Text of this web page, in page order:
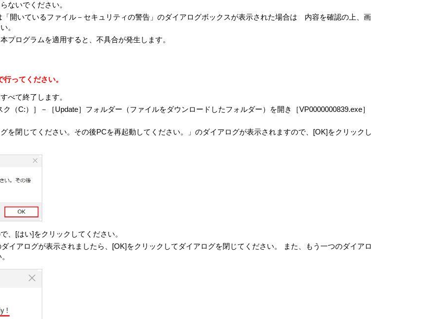
に基づいてライセンスされているソフトウェアを含むがこれに限らない。）（以下「オープンソースソフトウ
。
のソースコードは、
オープンソースソフトウェアについて指定されているライセンス条件が適用されます。
エンジニアリング、逆アセンブル、逆コンパイル等のソースコード解析作業を行ってはならないものとしま
て、本製品における使用を条件に許諾されています。お客さまは、別途VAIOが付属ドキュメント等で定める場
構成部分を許諾ソフトウェアから分離して使用しないものとします。
または第三者の著作権等の権利を侵害する行為を行ってはならないものとします。
商標または表示を取り除くこと、変更すること、または覆い隠すことはできません。
ェアが自動的に許諾ソフトウェアで用いるためのデータファイルを作成する場合があります。この場合、当該
れるものとします。
貸与またはリースその他の方法で第三者に使用させてはならないものとします。
ることはできず、許諾ソフトウェアの一切（すべての構成部分、媒体、マニュアルなどの関連書類、電子文
ます）を譲渡し、かつ譲受人が本契約の条項に同意することを条件とします。
、VAIOまたはVAIOが本契約に基づきお客さまに対して使用許諾を行うための権利をVAIOが認めた原権利者（以
さまは許諾ソフトウェアに関して本契約に基づき許諾された使用権以外の権利を有しないものとします。
る情報の収集）
一部が、本製品、本製品上の許諾ソフトウェア、対象外ソフトウェアおよびお客さまによるそれらの使用に関
いいます）を、収集し、VAIOに送信することがあります。VAIOは当該本情報を本条の規定に従い、使用また
ア使用時に別途条件が提示され、お客さまに同意をいただいた場合には、本情報の使用または保管はかかる別
ないでください。
開いているファイル－セキュリティの警告」のダイアログボックスが表示された場合は 内容を確認の上、画
。
プログラムを適用すると、不具合が発生します。
ってください。
べて終了します。
（C:）］－［Update］フォルダー（ファイルをダウンロードしたフォルダー）を開き［VP0000000839.exe］
を閉じてください。その後PCを再起動してください。」のダイアログが表示されますので、[OK]をクリックし
、[はい]をクリックしてください。
ダイアログが表示されましたら、[OK]をクリックしてダイアログを閉じてください。 また、もう一つのダイアロ